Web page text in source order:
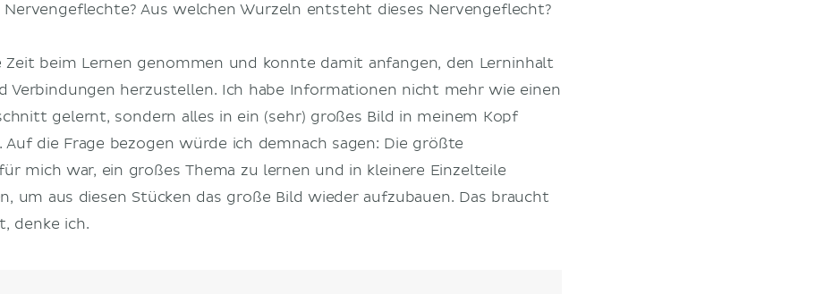
Aus welchen Wurzeln entsteht dieses Nervengeflecht?
Zeit beim Lernen genommen und konnte damit anfangen, den Lerninhalt
Verbindungen herzustellen. Ich habe Informationen nicht mehr wie einen
gelernt, sondern alles in ein (sehr) großes Bild in meinem Kopf
die Frage bezogen würde ich demnach sagen: Die größte
mich war, ein großes Thema zu lernen und in kleinere Einzelteile
um aus diesen Stücken das große Bild wieder aufzubauen. Das braucht
denke ich.